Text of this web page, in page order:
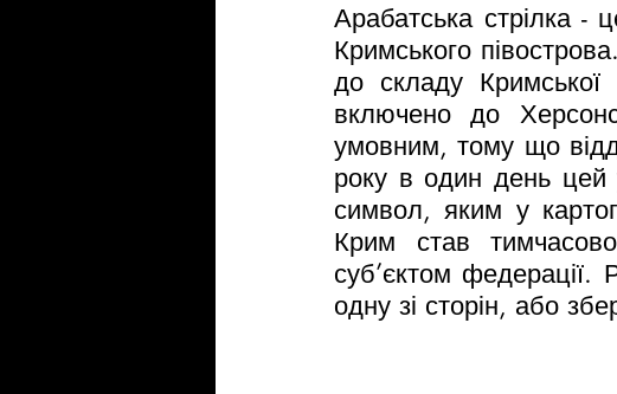
Арабатська стрілка -
Кримського
до складу
включено до
умовним, тому що
року в один день цей
символ, яким у
Крим став
суб’єктом федерації.
одну зі сторін, або